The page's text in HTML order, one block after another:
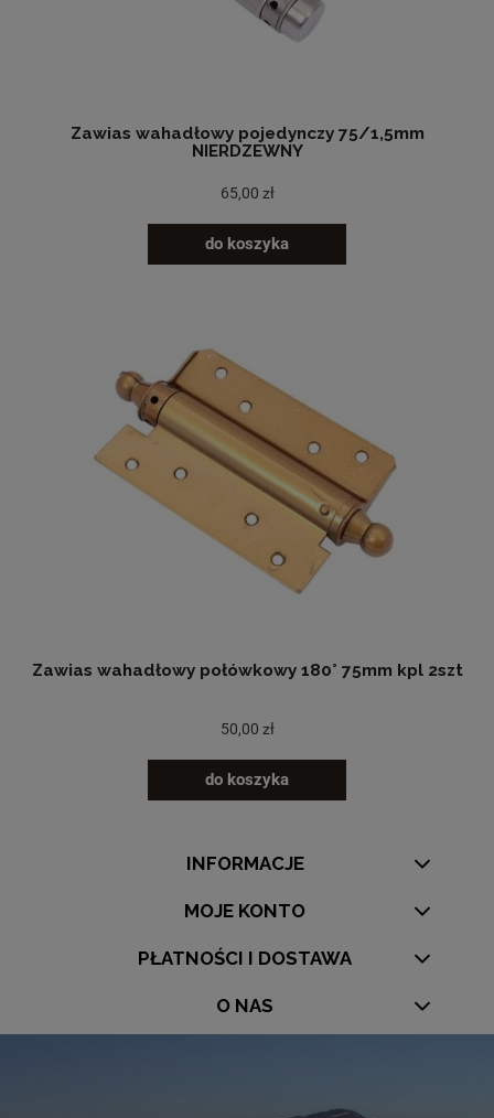
Zawias wahadłowy pojedynczy 75/1,5mm
NIERDZEWNY
65,00 zł
do koszyka
Zawias wahadłowy połówkowy 180° 75mm kpl 2szt
50,00 zł
do koszyka
INFORMACJE
MOJE KONTO
PŁATNOŚCI I DOSTAWA
O NAS